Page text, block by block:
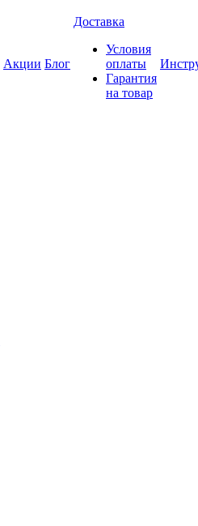
Акции Блог
Доставка
Условия
оплаты
Гарантия
на товар